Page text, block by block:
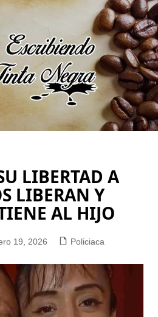
LIBERTAD A
LIBERAN Y
AL HIJO
19, 2026 Policiaca